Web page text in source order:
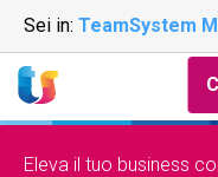
Sei in: TeamSystem
Eleva il tuo business